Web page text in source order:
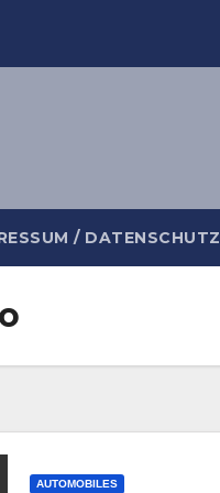
/ DATENSCHUTZ
AUTOMOBILES